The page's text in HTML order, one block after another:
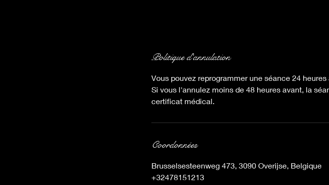
Politique d'annulation
Vous pouvez reprogrammer une séance 24
Si vous l'annulez moins de 48 heures avant, la
certificat médical.
Coordonnées
Brusselsesteenweg 473, 3090 Overijse, Belgique
+32478151213